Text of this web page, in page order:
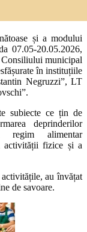
și a modului
07.05-20.05.2026,
Consiliului municipal
în instituțiile
Negruzzi”, LT
ce țin de
deprinderilor
regim alimentar
activității fizice și a
au învățat
de savoare.